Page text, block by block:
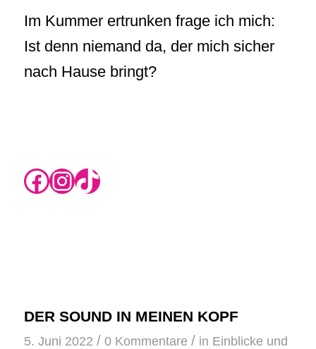
Im Kummer ertrunken frage ich mich:
Ist denn niemand da, der mich sicher
nach Hause bringt?
https://www.instagram.com/rikas.blog/ InstagramTikTok
DER SOUND IN MEINEN KOPF
5. Juni 2022 / 0 Kommentare / in Einblicke und